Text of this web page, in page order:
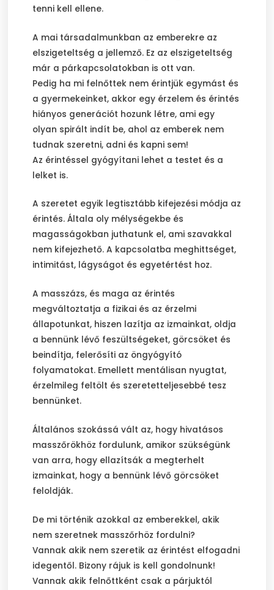
tenni kell ellene.
A mai társadalmunkban az emberekre az
elszigeteltség a jellemző. Ez az elszigeteltség
már a párkapcsolatokban is ott van.
Pedig ha mi felnőttek nem érintjük egymást és
a gyermekeinket, akkor egy érzelem és érintés
hiányos generációt hozunk létre, ami egy
olyan spirált indít be, ahol az emberek nem
tudnak szeretni, adni és kapni sem!
Az érintéssel gyógyítani lehet a testet és a
lelket is.
A szeretet egyik legtisztább kifejezési módja az
érintés. Általa oly mélységekbe és
magasságokban juthatunk el, ami szavakkal
nem kifejezhető. A kapcsolatba meghittséget,
intimitást, lágyságot és egyetértést hoz.
A masszázs, és maga az érintés
megváltoztatja a fizikai és az érzelmi
állapotunkat, hiszen lazítja az izmainkat, oldja
a bennünk lévő feszültségeket, görcsöket és
beindítja, felerősíti az öngyógyító
folyamatokat. Emellett mentálisan nyugtat,
érzelmileg feltölt és szeretetteljesebbé tesz
bennünket.
Általános szokássá vált az, hogy hivatásos
masszőrökhöz fordulunk, amikor szükségünk
van arra, hogy ellazítsák a megterhelt
izmainkat, hogy a bennünk lévő görcsöket
feloldják.
De mi történik azokkal az emberekkel, akik
nem szeretnek masszőrhöz fordulni?
Vannak akik nem szeretik az érintést elfogadni
idegentől. Bizony rájuk is kell gondolnunk!
Vannak akik felnőttként csak a párjuktól